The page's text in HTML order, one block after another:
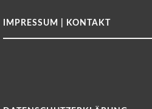
IMPRESSUM | KONTAKT